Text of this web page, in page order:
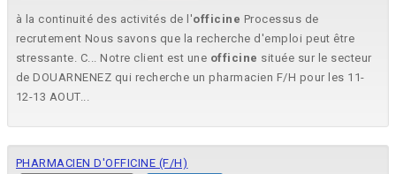
à la continuité des activités de l'officine Processus de
recrutement Nous savons que la recherche d'emploi peut être
stressante. C... Notre client est une officine située sur le secteur
de DOUARNENEZ qui recherche un pharmacien F/H pour les 11-
12-13 AOUT...
PHARMACIEN D'OFFICINE (F/H)